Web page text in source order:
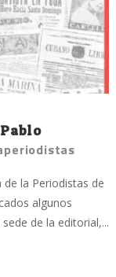
la Periodistas de
algunos
de la editorial,...